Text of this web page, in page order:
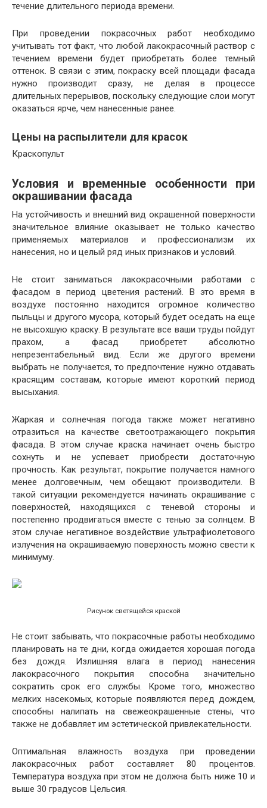
течение длительного периода времени.
При проведении покрасочных работ необходимо
учитывать тот факт, что любой лакокрасочный раствор с
течением времени будет приобретать более темный
оттенок. В связи с этим, покраску всей площади фасада
нужно производит сразу, не делая в процессе
длительных перерывов, поскольку следующие слои могут
оказаться ярче, чем нанесенные ранее.
Цены на распылители для красок
Краскопульт
Условия и временные особенности при
окрашивании фасада
На устойчивость и внешний вид окрашенной поверхности
значительное влияние оказывает не только качество
применяемых материалов и профессионализм их
нанесения, но и целый ряд иных признаков и условий.
Не стоит заниматься лакокрасочными работами с
фасадом в период цветения растений. В это время в
воздухе постоянно находится огромное количество
пыльцы и другого мусора, который будет оседать на еще
не высохшую краску. В результате все ваши труды пойдут
прахом, а фасад приобретет абсолютно
непрезентабельный вид. Если же другого времени
выбрать не получается, то предпочтение нужно отдавать
красящим составам, которые имеют короткий период
высыхания.
Жаркая и солнечная погода также может негативно
отразиться на качестве светоотражающего покрытия
фасада. В этом случае краска начинает очень быстро
сохнуть и не успевает приобрести достаточную
прочность. Как результат, покрытие получается намного
менее долговечным, чем обещают производители. В
такой ситуации рекомендуется начинать окрашивание с
поверхностей, находящихся с теневой стороны и
постепенно продвигаться вместе с тенью за солнцем. В
этом случае негативное воздействие ультрафиолетового
излучения на окрашиваемую поверхность можно свести к
минимуму.
Рисунок светящейся краской
Не стоит забывать, что покрасочные работы необходимо
планировать на те дни, когда ожидается хорошая погода
без дождя. Излишняя влага в период нанесения
лакокрасочного покрытия способна значительно
сократить срок его службы. Кроме того, множество
мелких насекомых, которые появляются перед дождем,
способны налипать на свежеокрашенные стены, что
также не добавляет им эстетической привлекательности.
Оптимальная влажность воздуха при проведении
лакокрасочных работ составляет 80 процентов.
Температура воздуха при этом не должна быть ниже 10 и
выше 30 градусов Цельсия.